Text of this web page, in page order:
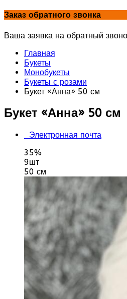
Заказ обратного звонка
Ваша заявка на обратный
Главная
Букеты
Монобукеты
Букеты с розами
Букет «Анна» 50 см
Букет «Анна» 50 см
Электронная почта
35%
9шт
50 см